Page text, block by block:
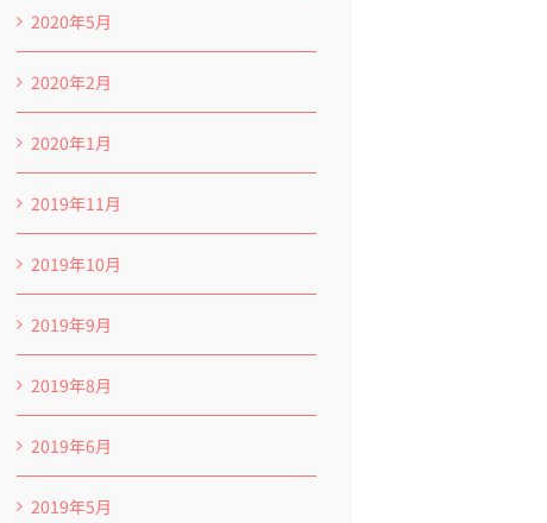
2020年5月
2020年2月
2020年1月
2019年11月
2019年10月
2019年9月
2019年8月
2019年6月
2019年5月